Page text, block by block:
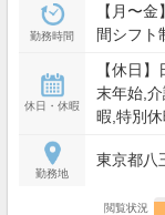
勤務時間
【月〜
間シフト
休日・休暇
【休日
末年始,
暇,特別
勤務地
東京都八
閲覧状況